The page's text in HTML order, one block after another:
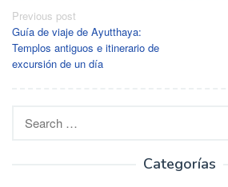
Post
navigation
Previous post
Guía de viaje de Ayutthaya:
Templos antiguos e itinerario de
excursión de un día
for:
Categorías